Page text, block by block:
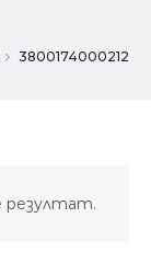
3800174000212
резултат.